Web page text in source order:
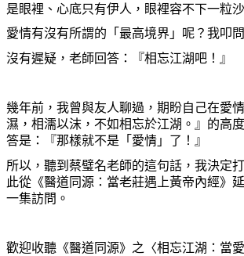
是眼裡、心底只有伊人，眼裡容不下一粒
愛情有沒有所謂的「最高境界」呢？我叩
沒有遲疑，老師回答：『相忘江湖吧！』
幾年前，我曾與友人聊過，期盼自己在愛
濕，相濡以沫，不如相忘於江湖。』的高
答是：『那樣就不是「愛情」了！』
所以，聽到蔡璧名老師的這句話，我決定
此從《醫道同源：當老莊遇上黃帝內經》
一集訪問。
歡迎收聽 《醫道同源》之〈相忘江湖 ： 當